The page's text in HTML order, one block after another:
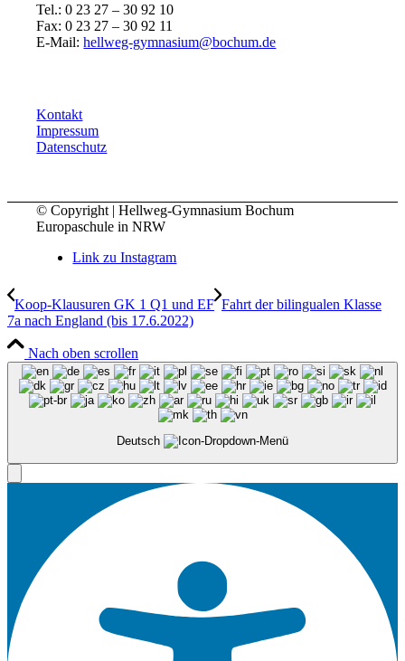
Tel.: 0 23 27 – 30 92 10
Fax: 0 23 27 – 30 92 11
E-Mail:hellweg-gymnasium@bochum.de
Kontakt
Impressum
Datenschutz
© Copyright | Hellweg-Gymnasium Bochum
Europaschule in NRW
Link zu Instagram
Koop-Klausuren GK 1 Q1 und EF Fahrt der bilingualen Klasse
7a nach England (bis 17.6.2022)
Nach oben scrollen
Deutsch